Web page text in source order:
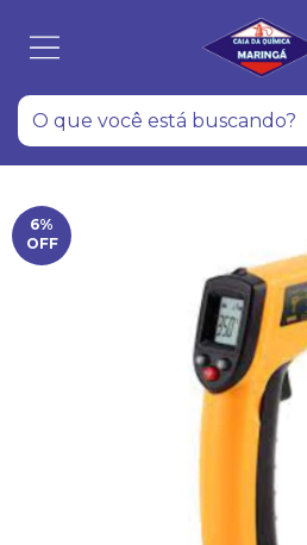
6%
OFF